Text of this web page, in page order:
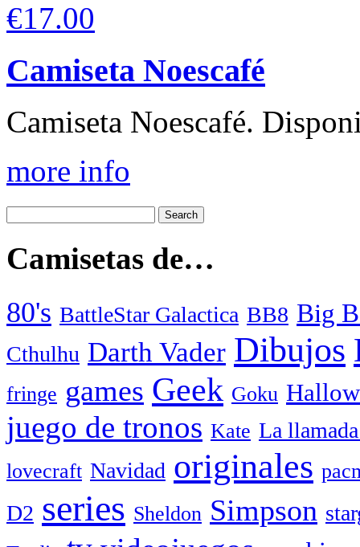
€17.00
Camiseta Noescafé
Camiseta Noescafé.
more info
Camisetas de…
80's BattleStar Galactica BB8 Big
Cthulhu Darth Vader Dibujos
fringe games Geek Goku
juego de tronos Kate La
lovecraft Navidad originales
D2 series Sheldon Simpson